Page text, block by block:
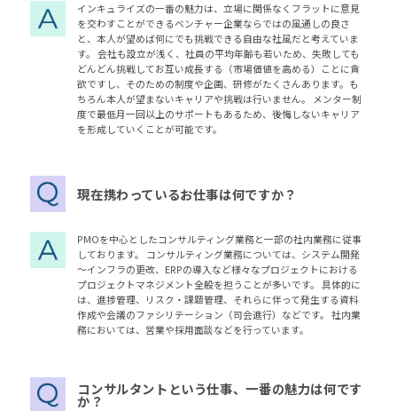
インキュライズの一番の魅力は、立場に関係なくフラットに意見
を交わすことができるベンチャー企業ならではの風通しの良さ
と、本人が望めば何にでも挑戦できる自由な社風だと考えていま
す。 会社も設立が浅く、社員の平均年齢も若いため、失敗しても
どんどん挑戦してお互い成長する（市場価値を高める）ことに貪
欲ですし、そのための制度や企画、研修がたくさんあります。も
ちろん本人が望まないキャリアや挑戦は行いません。 メンター制
度で最低月一回以上のサポートもあるため、後悔しないキャリア
を形成していくことが可能です。
現在携わっているお仕事は何ですか？
PMOを中心としたコンサルティング業務と一部の社内業務に従事
しております。 コンサルティング業務については、システム開発
～インフラの更改、ERPの導入など様々なプロジェクトにおける
プロジェクトマネジメント全般を担うことが多いです。 具体的に
は、進捗管理、リスク・課題管理、それらに伴って発生する資料
作成や会議のファシリテーション（司会進行）などです。 社内業
務においては、営業や採用面談などを行っています。
コンサルタントという仕事、一番の魅力は何です
か？